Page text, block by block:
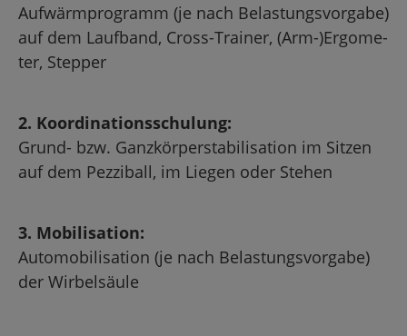
Auf­wärm­pro­gramm (je nach Be­las­tungs­vor­ga­be)
auf dem Lauf­band, Cross-Trai­ner, (Arm-)Er­go­me­
ter, Step­per
2. Ko­or­di­na­ti­ons­schu­lung:
Grund- bzw. Ganz­kör­per­sta­bi­li­sa­ti­on im Sit­zen
auf dem Pez­zi­ball, im Lie­gen oder Ste­hen
3. Mo­bi­li­sa­ti­on:
Au­to­mo­bi­li­sa­ti­on (je nach Be­las­tungs­vor­ga­be)
der Wir­bel­säu­le